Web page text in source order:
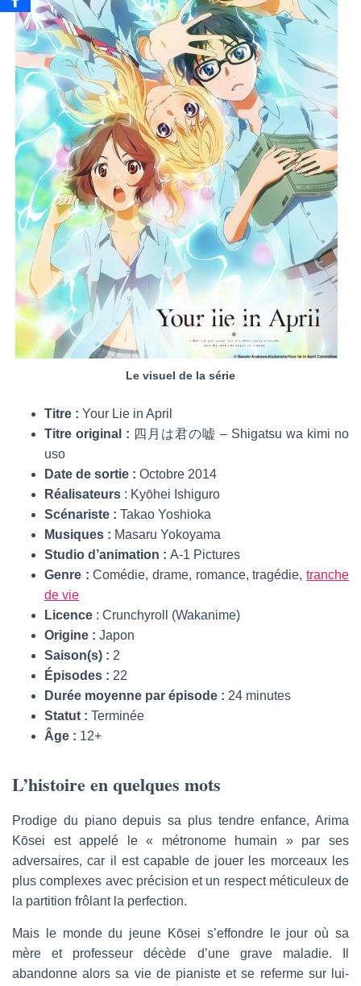
Le visuel de la série
Titre : Your Lie in April
Titre original : 四月は君の嘘 – Shigatsu wa kimi no
uso
Date de sortie : Octobre 2014
Réalisateurs : Kyōhei Ishiguro
Scénariste : Takao Yoshioka
Musiques : Masaru Yokoyama
Studio d’animation : A-1 Pictures
Genre :Comédie, drame, romance, tragédie,tranche
de vie
Licence : Crunchyroll (Wakanime)
Origine : Japon
Saison(s) : 2
Épisodes : 22
Durée moyenne par épisode : 24 minutes
Statut : Terminée
Âge : 12+
L’histoire en quelques mots
Prodige du piano depuis sa plus tendre enfance, Arima
Kōsei est appelé le « métronome humain » par ses
adversaires, car il est capable de jouer les morceaux les
plus complexes avec précision et un respect méticuleux de
la partition frôlant la perfection.
Mais le monde du jeune Kōsei s’effondre le jour où sa
mère et professeur décède d’une grave maladie. Il
abandonne alors sa vie de pianiste et se referme sur lui-